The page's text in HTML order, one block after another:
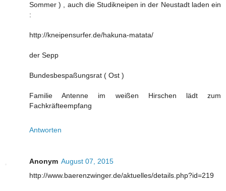
Sommer ) , auch die Studikneipen in der Neustadt laden ein
:
http://kneipensurfer.de/hakuna-matata/
der Sepp
Bundesbespaßungsrat ( Ost )
Familie Antenne im weißen Hirschen lädt zum
Fachkräfteempfang
Antworten
Anonym August 07, 2015
http://www.baerenzwinger.de/aktuelles/details.php?id=219